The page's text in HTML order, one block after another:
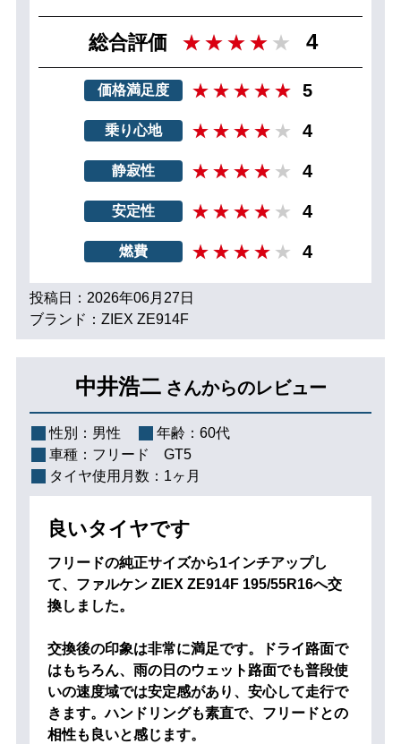
総合評価 4
価格満足度 5
乗り心地 4
静寂性 4
安定性 4
燃費 4
投稿日：2026年06月27日
ブランド：ZIEX ZE914F
中井浩二 さんからのレビュー
性別： 男性 年齢： 60代
車種： フリード GT5
タイヤ使用月数： 1ヶ月
良いタイヤです
フリードの純正サイズから1インチアップし
て、ファルケン ZIEX ZE914F 195/55R16へ交
換しました。
交換後の印象は非常に満足です。ドライ路面で
はもちろん、雨の日のウェット路面でも普段使
いの速度域では安定感があり、安心して走行で
きます。ハンドリングも素直で、フリードとの
相性も良いと感じます。